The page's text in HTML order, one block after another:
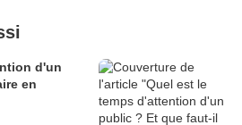
d'un
en